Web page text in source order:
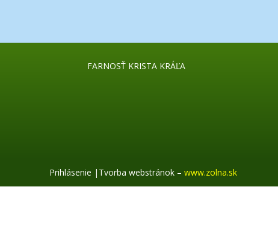
FARNOSŤ KRISTA KRÁĽA
Prihlásenie | Tvorba webstránok – www.zolna.sk